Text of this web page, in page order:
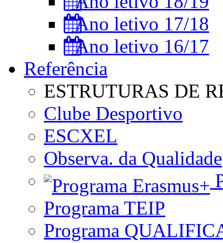
Ano letivo 17/18
Ano letivo 16/17
Referência
ESTRUTURAS DE
Clube Desportivo
ESCXEL
Observa. da Qualidade
Programa TEIP
Programa